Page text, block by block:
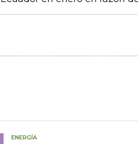
ENERGÍA